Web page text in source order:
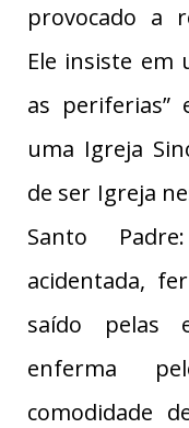
provocado a
Ele insiste em
as periferias”
uma Igreja
de ser Igreja
Santo
acidentada,
saído pelas
enferma
comodidade